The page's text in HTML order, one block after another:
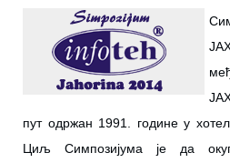
пут одржан 1991. године у
Циљ Симпозијума је да